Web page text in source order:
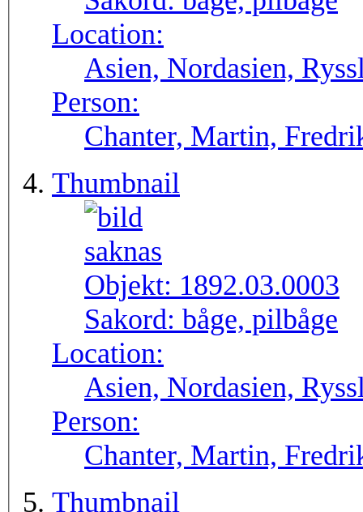
Location:
Asien, Nordasien,
Person:
Chanter, Martin,
Thumbnail
Objekt: 1892.03.0003
Sakord: båge, pilbåge
Location:
Asien, Nordasien,
Person:
Chanter, Martin,
Thumbnail